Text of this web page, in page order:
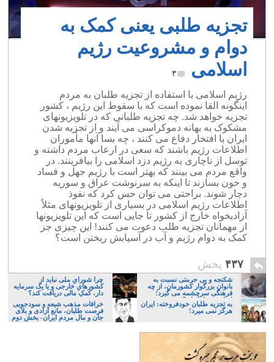
تجزیه طلبی یعنی کمک به
دوام و مشروعیت رژیم
اسلامی
۳
رژیم اسلامی با استفاده از تجزیه طلبان به مردم
اینگونه القا نموده است که با سقوط این رژیم ، کشور
تجزیه خواهد شد. چه تجزیه طلبانی که در تلویزیونهای
مشکوک به بهانه دموکراسی می آیند و از تجزیه شدن
ایران با افتخار دفاع می کنند ، چه بسا آنها مأموران
اطلاعات رژیم باشند که سعی در ارعاب مردم داشته و
توسل از ناچاری به رژیم دزد اسلامی را بیافرینند. در
واقع مردم می بینند که بهتر است با رژیم جهل و فساد
و خون بسازند تا اینکه به سرنوشت عراق و سوریه
دچار شوند. براحتی می توان حس کرد که نفوذ
اطلاعات رژیم اسلامی در بسیاری از تلویزیونهای مثلاً
آزادیخواه خارج از کشور تا جایی است که این تلویزیونها
از مهمانان تجزیه طلب دعوت می کنند! این چیزی جز
کمک به دوام رژیم و آب در آسیابش ریختن است؟
۴۳۷ پخش
شکنجه و بی حرمتی نسبت به
بانوان بزرگوار کشورمان، از چه
فرهنگی سرچشمه می گیرد؛
ایرانی، و یا تازیان؟
چرا شورایِ ملی نباید از
کشورهایِ خارجی و یا یک سرمایه
دار، کمکِ مالی دریافت کند؟
به تجزیه طلبان خودفروخته: ایران
هرگز نمی میرد!
خرافات مذهب شیعه و سودجویی
فرصت طلبان، مانع آزادی و بلای
جان و مال مردم ایران- بخش دوم